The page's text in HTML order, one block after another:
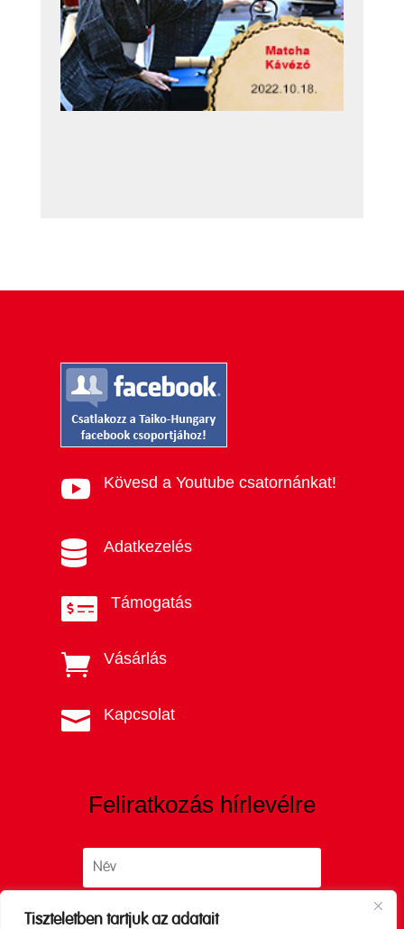
Tiszteletben tartjuk az adatait
 Kövesd a Youtube csatornánkat!
 Adatkezelés
 Támogatás
 Vásárlás
 Kapcsolat
Feliratkozás hírlevélre